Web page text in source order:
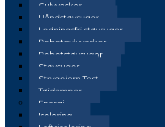
Gulvvasker
Håndstøvsuger
Ledningsfri støvsuger
Robotgulvvasker
Robotstøvsuger
Støvsuger
Strygejern Test
Tøjdamper
Energi
Isolering